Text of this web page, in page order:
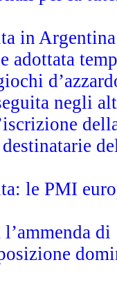
in
adottata
negli
le PMI
l’ammenda